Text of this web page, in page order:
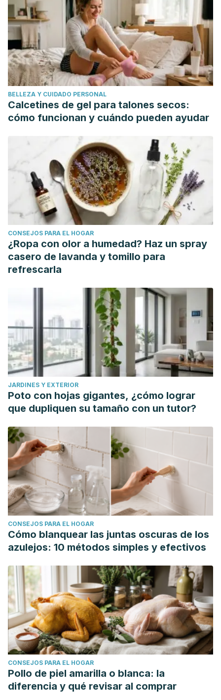
BELLEZA Y CUIDADO PERSONAL
Calcetines de gel para talones secos:
cómo funcionan y cuándo pueden ayudar
CONSEJOS PARA EL HOGAR
¿Ropa con olor a humedad? Haz un spray
casero de lavanda y tomillo para
refrescarla
JARDINES Y EXTERIOR
Poto con hojas gigantes, ¿cómo lograr
que dupliquen su tamaño con un tutor?
CONSEJOS PARA EL HOGAR
Cómo blanquear las juntas oscuras de los
azulejos: 10 métodos simples y efectivos
CONSEJOS PARA EL HOGAR
Pollo de piel amarilla o blanca: la
diferencia y qué revisar al comprar